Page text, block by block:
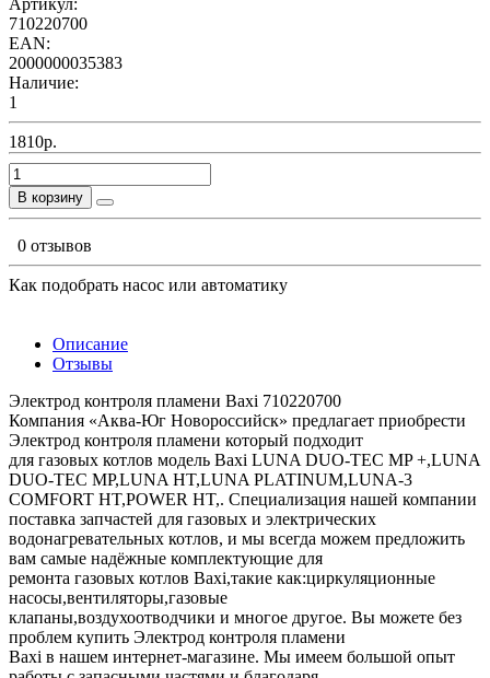
710220700
EAN:
2000000035383
Наличие:
1
1810р.
В корзину
0 отзывов
Как подобрать насос или автоматику
Описание
Отзывы
Электрод контроля пламени Baxi 710220700
Компания «Аква-Юг Новороссийск» предлагает приобрести
Электрод контроля пламени который подходит
для газовых котлов модель Baxi LUNA DUO-TEC MP +,LUNA
DUO-TEC MP,LUNA HT,LUNA PLATINUM,LUNA-3
COMFORT HT,POWER HT,. Специализация нашей компании
поставка запчастей для газовых и электрических
водонагревательных котлов, и мы всегда можем предложить
вам самые надёжные комплектующие для
ремонта газовых котлов Baxi,такие как:циркуляционные
насосы,вентиляторы,газовые
клапаны,воздухоотводчики и многое другое. Вы можете без
проблем купить Электрод контроля пламени
Baxi в нашем интернет-магазине. Мы имеем большой опыт